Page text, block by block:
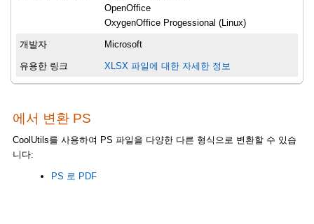
OpenOffice
OxygenOffice Progessional (Linux)
개발자 Microsoft
유용한 링크 XLSX 파일에 대한 자세한 정보
에서 변환 PS
CoolUtils를 사용하여 PS 파일을 다양한 다른 형식으로 변환할 수 있습
니다:
PS 로 PDF